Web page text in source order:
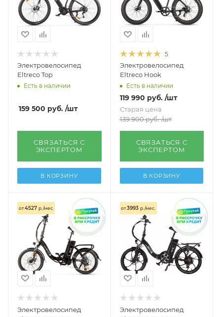
Электровелосипед
Eltreco Top
Есть в наличии
159 500 руб. /шт
СВЯЗАТЬСЯ С
ЭКСПЕРТОМ
В КОРЗИНУ
5
Электровелосипед
Eltreco Hook
Есть в наличии
119 990 руб. /шт
Старая цена
139 900руб. /шт
СВЯЗАТЬСЯ С
ЭКСПЕРТОМ
В КОРЗИНУ
от4527 р./мес.
Электровелосипед
от3993 р./мес.
Электровелосипед